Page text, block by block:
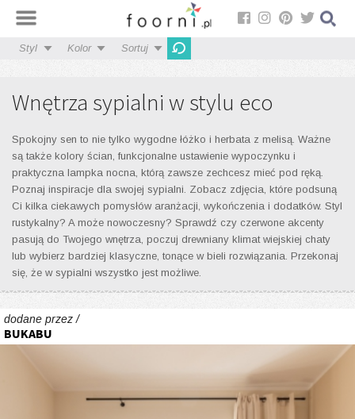
Styl Kolor Sortuj
Wnętrza sypialni w stylu eco
Spokojny sen to nie tylko wygodne łóżko i herbata z melisą. Ważne
są także kolory ścian, funkcjonalne ustawienie wypoczynku i
praktyczna lampka nocna, którą zawsze zechcesz mieć pod ręką.
Poznaj inspiracje dla swojej sypialni. Zobacz zdjęcia, które podsuną
Ci kilka ciekawych pomysłów aranżacji, wykończenia i dodatków. Styl
rustykalny? A może nowoczesny? Sprawdź czy czerwone akcenty
pasują do Twojego wnętrza, poczuj drewniany klimat wiejskiej chaty
lub wybierz bardziej klasyczne, tonące w bieli rozwiązania. Przekonaj
się, że w sypialni wszystko jest możliwe.
dodane przez /
BUKABU